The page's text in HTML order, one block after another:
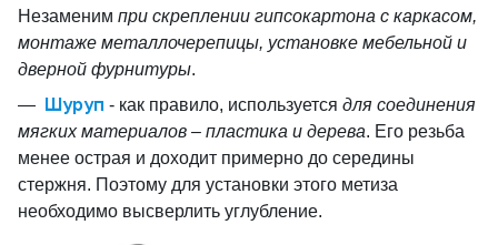
Незаменим при скреплении гипсокартона с каркасом,
монтаже металлочерепицы, установке мебельной и
дверной фурнитуры.
Шуруп - как правило, используется для соединения
мягких материалов – пластика и дерева. Его резьба
менее острая и доходит примерно до середины
стержня. Поэтому для установки этого метиза
необходимо высверлить углубление.